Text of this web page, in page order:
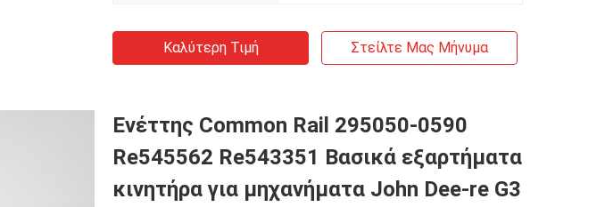
Καλύτερη Τιμή Στείλτε Μας Μήνυμα
Ενέττης Common Rail 295050-0590
Re545562 Re543351 Βασικά εξαρτήματα
κινητήρα για μηχανήματα John Dee-re G3